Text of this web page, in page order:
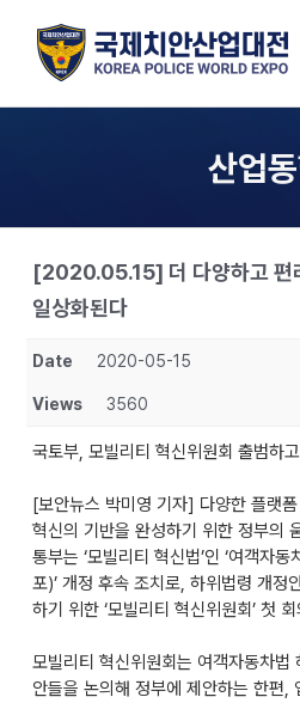
content
산업
[2020.05.15] 더 다양하고 편
일상화된다
Date 2020-05-15
Views 3560
국토부, 모빌리티 혁신위원회 출범하
[보안뉴스 박미영 기자] 다양한 플랫
혁신의 기반을 완성하기 위한 정부의
통부는 ‘모빌리티 혁신법’인 ‘여객자
포)’ 개정 후속 조치로, 하위법령 개정
하기 위한 ‘모빌리티 혁신위원회’ 첫
모빌리티 혁신위원회는 여객자동차법
안들을 논의해 정부에 제안하는 한편,